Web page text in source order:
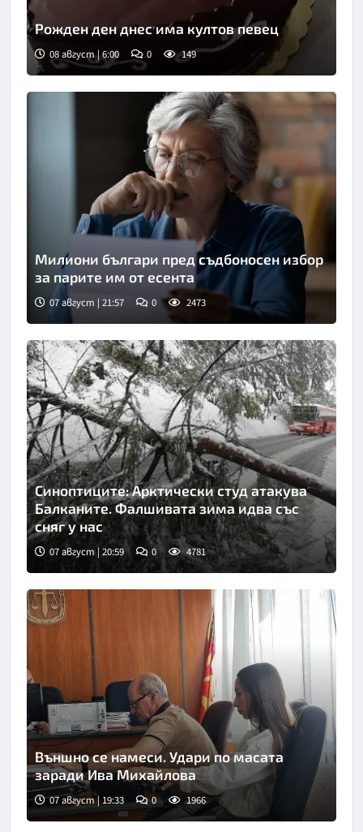
Рожден ден днес има култов певец
08 август | 6:00 0 149
Милиони българи пред съдбоносен избор
за парите им от есента
07 август | 21:57 0 2473
Синоптиците: Арктически студ атакува
Балканите. Фалшивата зима идва със
сняг у нас
07 август | 20:59 0 4781
Външно се намеси. Удари по масата
заради Ива Михайлова
07 август | 19:33 0 1966